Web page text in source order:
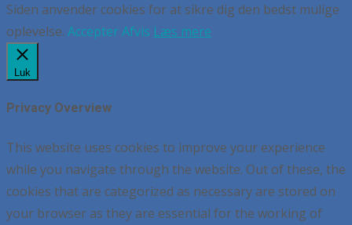
Siden anvender cookies for at sikre dig den bedst mulige
oplevelse. AccepterAfvis Læs mere
Luk
Privacy Overview
This website uses cookies to improve your experience
while you navigate through the website. Out of these, the
cookies that are categorized as necessary are stored on
your browser as they are essential for the working of